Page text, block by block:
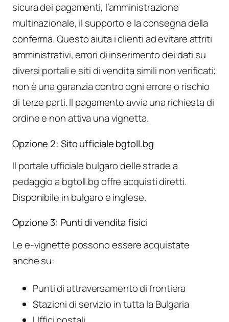
sicura dei pagamenti, l’amministrazione
multinazionale, il supporto e la consegna della
conferma. Questo aiuta i clienti ad evitare attriti
amministrativi, errori di inserimento dei dati su
diversi portali e siti di vendita simili non verificati;
non è una garanzia contro ogni errore o rischio
di terze parti. Il pagamento avvia una richiesta di
ordine e non attiva una vignetta.
Opzione 2: Sito ufficiale bgtoll.bg
Il portale ufficiale bulgaro delle strade a
pedaggio a bgtoll.bg offre acquisti diretti.
Disponibile in bulgaro e inglese.
Opzione 3: Punti di vendita fisici
Le e-vignette possono essere acquistate
anche su:
Punti di attraversamento di frontiera
Stazioni di servizio in tutta la Bulgaria